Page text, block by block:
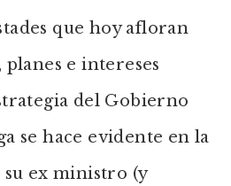
que hoy afloran
e intereses
del Gobierno
se hace evidente en la
su ex ministro (y